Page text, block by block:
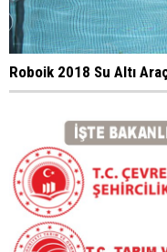
Roboik 2018 Su Altı